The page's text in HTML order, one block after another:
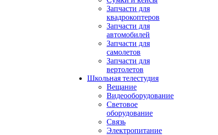
Запчасти для
квадрокоптеров
Запчасти для
автомобилей
Запчасти для
самолетов
Запчасти для
вертолетов
Школьная телестудия
Вещание
Видеооборудование
Световое
оборудование
Связь
Электропитание